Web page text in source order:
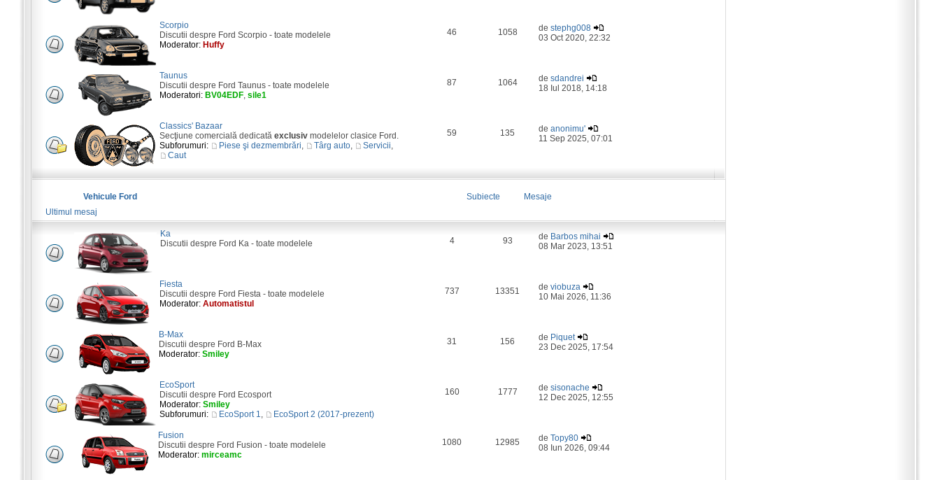
Scorpio
Discutii despre Ford Scorpio - toate modelele
Moderator: Huffy
46 1058 destephg008
03 Oct 2020, 22:32
Taunus
Discutii despre Ford Taunus - toate modelele
Moderatori: BV04EDF, sile1
87 1064 desdandrei
18 Iul 2018, 14:18
Classics' Bazaar
Secţiune comercială dedicată exclusivmodelelor clasice Ford.
Subforumuri:
Piese şi dezmembrări, Târg auto, Servicii,
Caut
59 135 deanonimu'
11 Sep 2025, 07:01
Vehicule Ford Subiecte
Mesaje
Ultimul mesaj
Ka
Discutii despre Ford Ka - toate modelele
4 93 de Barbos mihai
08 Mar 2023, 13:51
Fiesta
Discutii despre Ford Fiesta - toate modelele
Moderator: Automatistul
737 13351 deviobuza
10 Mai 2026, 11:36
B-Max
Discutii despre Ford B-Max
Moderator: Smiley
31 156 de Piquet
23 Dec 2025, 17:54
EcoSport
Discutii despre Ford Ecosport
Moderator: Smiley
Subforumuri:
EcoSport 1, EcoSport 2 (2017-prezent)
160 1777 desisonache
12 Dec 2025, 12:55
Fusion
Discutii despre Ford Fusion - toate modelele
Moderator: mirceamc
1080 12985 deTopy80
08 Iun 2026, 09:44